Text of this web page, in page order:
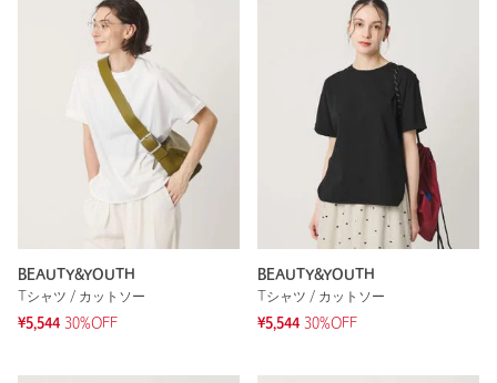
BEAUTY&YOUTH
Tシャツ / カットソー
¥5,544 30%OFF
BEAUTY&YOUTH
Tシャツ / カットソー
¥5,544 30%OFF